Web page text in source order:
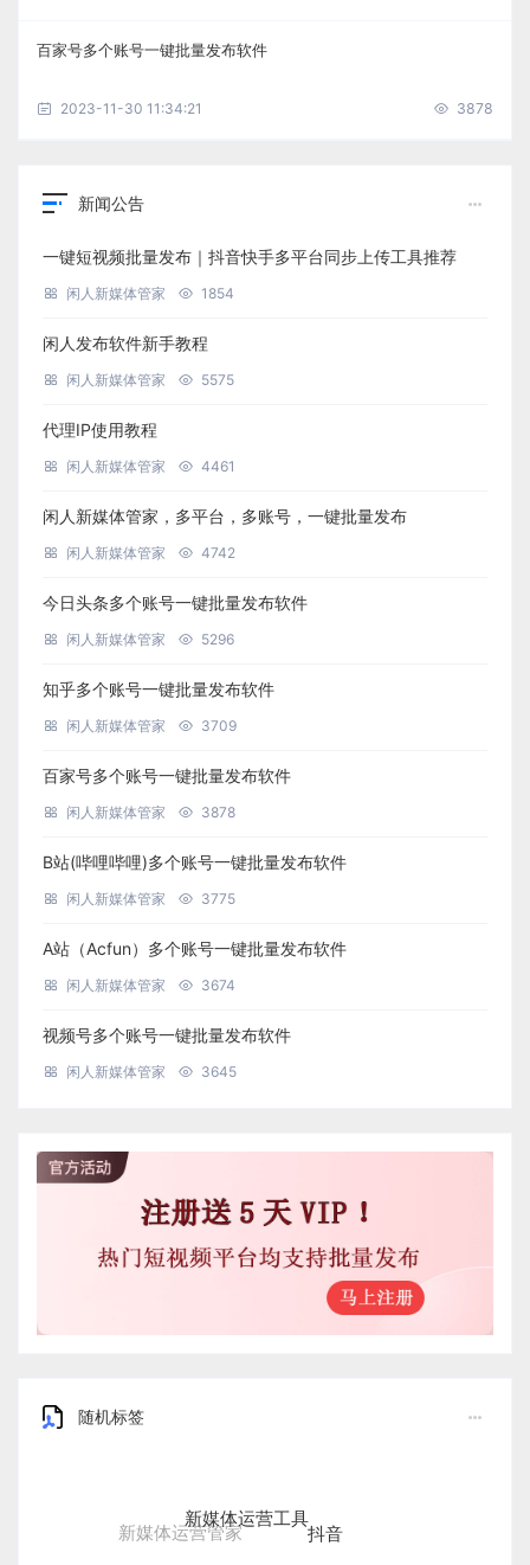
百家号多个账号一键批量发布软件
2023-11-30 11:34:21 3878
新闻公告
一键短视频批量发布｜抖音快手多平台同步上传工具推荐
闲人新媒体管家 1854
闲人发布软件新手教程
闲人新媒体管家 5575
代理IP使用教程
闲人新媒体管家 4461
闲人新媒体管家，多平台，多账号，一键批量发布
闲人新媒体管家 4742
今日头条多个账号一键批量发布软件
闲人新媒体管家 5296
知乎多个账号一键批量发布软件
闲人新媒体管家 3709
百家号多个账号一键批量发布软件
闲人新媒体管家 3878
B站(哔哩哔哩)多个账号一键批量发布软件
闲人新媒体管家 3775
A站（Acfun）多个账号一键批量发布软件
闲人新媒体管家 3674
视频号多个账号一键批量发布软件
闲人新媒体管家 3645
随机标签
新媒体运营管家
新媒体运营工具
抖音